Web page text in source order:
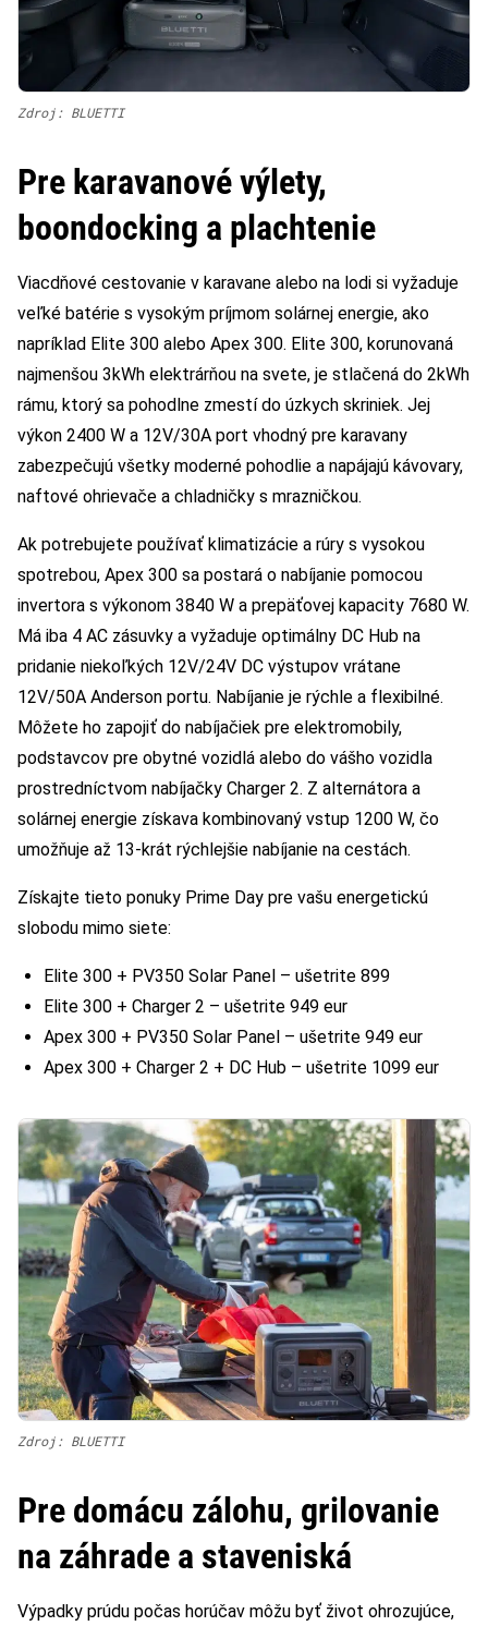
Zdroj: BLUETTI
Pre karavanové výlety,
boondocking a plachtenie
Viacdňové cestovanie v karavane alebo na lodi si vyžaduje
veľké batérie s vysokým príjmom solárnej energie, ako
napríklad Elite 300 alebo Apex 300. Elite 300, korunovaná
najmenšou 3kWh elektrárňou na svete, je stlačená do 2kWh
rámu, ktorý sa pohodlne zmestí do úzkych skriniek. Jej
výkon 2400 W a 12V/30A port vhodný pre karavany
zabezpečujú všetky moderné pohodlie a napájajú kávovary,
naftové ohrievače a chladničky s mrazničkou.
Ak potrebujete používať klimatizácie a rúry s vysokou
spotrebou, Apex 300 sa postará o nabíjanie pomocou
invertora s výkonom 3840 W a prepäťovej kapacity 7680 W.
Má iba 4 AC zásuvky a vyžaduje optimálny DC Hub na
pridanie niekoľkých 12V/24V DC výstupov vrátane
12V/50A Anderson portu. Nabíjanie je rýchle a flexibilné.
Môžete ho zapojiť do nabíjačiek pre elektromobily,
podstavcov pre obytné vozidlá alebo do vášho vozidla
prostredníctvom nabíjačky Charger 2. Z alternátora a
solárnej energie získava kombinovaný vstup 1200 W, čo
umožňuje až 13-krát rýchlejšie nabíjanie na cestách.
Získajte tieto ponuky Prime Day pre vašu energetickú
slobodu mimo siete:
Elite 300 + PV350 Solar Panel – ušetrite 899
Elite 300 + Charger 2 – ušetrite 949 eur
Apex 300 + PV350 Solar Panel – ušetrite 949 eur
Apex 300 + Charger 2 + DC Hub – ušetrite 1099 eur
Zdroj: BLUETTI
Pre domácu zálohu, grilovanie
na záhrade a staveniská
Výpadky prúdu počas horúčav môžu byť život ohrozujúce,